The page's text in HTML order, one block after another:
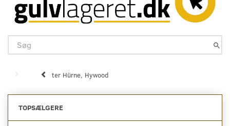
ter Hürne, Hywood
TOPSÆLGERE